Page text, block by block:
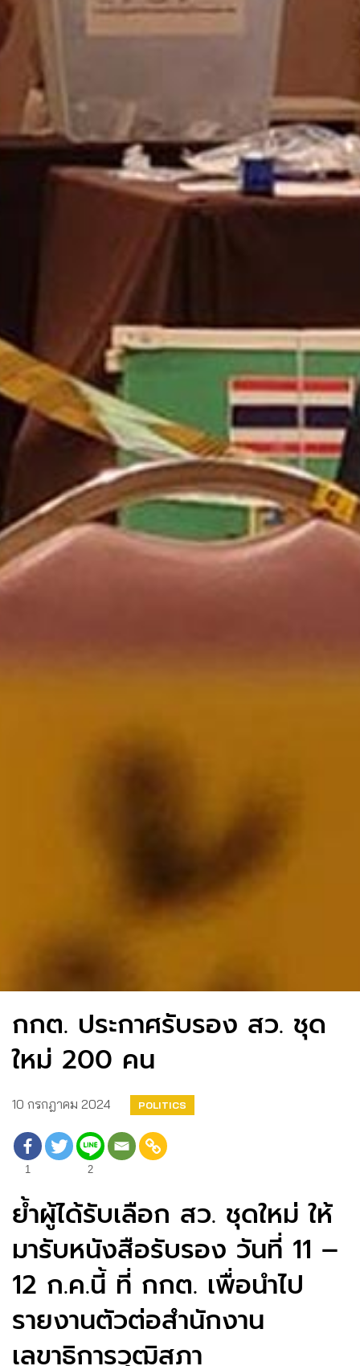
กกต. ประกาศรับรอง สว. ชุด
ใหม่ 200 คน
10 กรกฎาคม 2024 POLITICS
1 2
ย้ำผู้ได้รับเลือก สว. ชุดใหม่ ให้
มารับหนังสือรับรอง วันที่ 11 –
12 ก.ค.นี้ ที่ กกต. เพื่อนำไป
รายงานตัวต่อสำนักงาน
เลขาธิการวุฒิสภา